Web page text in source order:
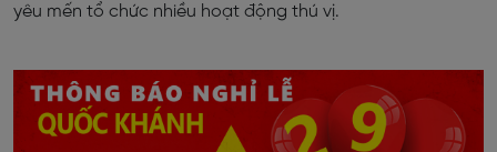
yêu mến tổ chức nhiều hoạt động thú vị.